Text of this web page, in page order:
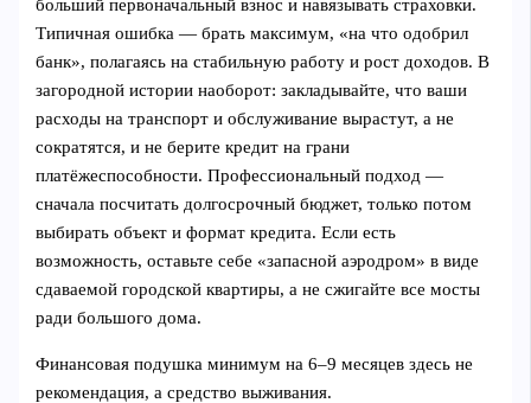
больший первоначальный взнос и навязывать страховки.
Типичная ошибка — брать максимум, «на что одобрил
банк», полагаясь на стабильную работу и рост доходов. В
загородной истории наоборот: закладывайте, что ваши
расходы на транспорт и обслуживание вырастут, а не
сократятся, и не берите кредит на грани
платёжеспособности. Профессиональный подход —
сначала посчитать долгосрочный бюджет, только потом
выбирать объект и формат кредита. Если есть
возможность, оставьте себе «запасной аэродром» в виде
сдаваемой городской квартиры, а не сжигайте все мосты
ради большого дома.
Финансовая подушка минимум на 6–9 месяцев здесь не
рекомендация, а средство выживания.